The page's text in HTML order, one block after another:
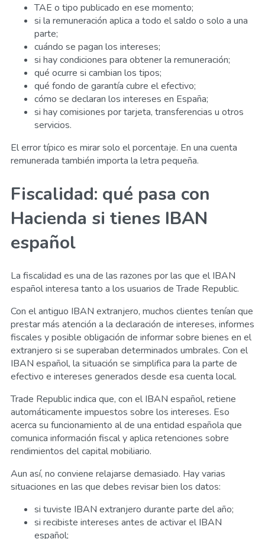
TAE o tipo publicado en ese momento;
si la remuneración aplica a todo el saldo o solo a una
parte;
cuándo se pagan los intereses;
si hay condiciones para obtener la remuneración;
qué ocurre si cambian los tipos;
qué fondo de garantía cubre el efectivo;
cómo se declaran los intereses en España;
si hay comisiones por tarjeta, transferencias u otros
servicios.
El error típico es mirar solo el porcentaje. En una cuenta
remunerada también importa la letra pequeña.
Fiscalidad: qué pasa con
Hacienda si tienes IBAN
español
La fiscalidad es una de las razones por las que el IBAN
español interesa tanto a los usuarios de Trade Republic.
Con el antiguo IBAN extranjero, muchos clientes tenían que
prestar más atención a la declaración de intereses, informes
fiscales y posible obligación de informar sobre bienes en el
extranjero si se superaban determinados umbrales. Con el
IBAN español, la situación se simplifica para la parte de
efectivo e intereses generados desde esa cuenta local.
Trade Republic indica que, con el IBAN español, retiene
automáticamente impuestos sobre los intereses. Eso
acerca su funcionamiento al de una entidad española que
comunica información fiscal y aplica retenciones sobre
rendimientos del capital mobiliario.
Aun así, no conviene relajarse demasiado. Hay varias
situaciones en las que debes revisar bien los datos:
si tuviste IBAN extranjero durante parte del año;
si recibiste intereses antes de activar el IBAN
español;